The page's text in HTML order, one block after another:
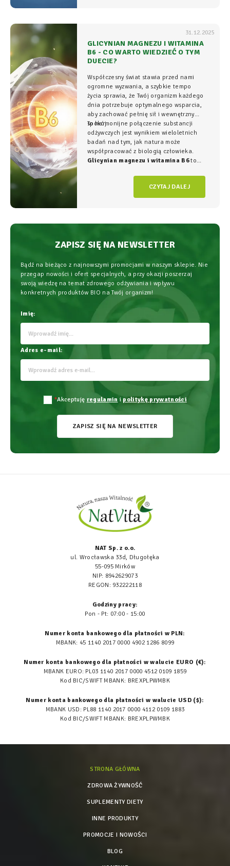
31.12.2025
GLICYNIAN MAGNEZU I WITAMINA
B6 - CO WARTO WIEDZIEĆ O TYM
DUECIE?
Współczesny świat stawia przed nami
ogromne wyzwania, a szybkie tempo
życia sprawia, że Twój organizm każdego
dnia potrzebuje optymalnego wsparcia,
aby zachować pełnię sił i wewnętrzny
spokój.
To harmonijne połączenie substancji
odżywczych jest wynikiem wieloletnich
badań nad tym, jak natura może
współpracować z biologią człowieka.
Glicynian magnezu i witamina B6to
fundament świadomego wspierania
organizmu, łączący wysoką skuteczność z
najwyższym bezpieczeństwem
CZYTAJ DALEJ
ZAPISZ SIĘ NA NEWSLETTER
Bądź na bieżąco z najnowszymi promocjami w naszym sklepie. Nie
przegap nowości i ofert specjalnych, a przy okazji poszerzaj
swoją wiedzę na temat zdrowego odżywiania i wpływu
konkretnych produktów BIO na Twój organizm!
Imię:
Adres e-mail:
*Akceptuję regulamin i politykę prywatności
ZAPISZ SIĘ NA NEWSLETTER
NAT Sp. z o.o.
ul. Wrocławska 33d, Długołęka
55-095 Mirków
NIP: 8942629073
REGON: 932222118
Godziny pracy:
Pon - Pt: 07:00 - 15:00
Numer konta bankowego dla płatności w PLN:
MBANK: 45 1140 2017 0000 4902 1286 8099
Numer konta bankowego dla płatności w walucie EURO (€):
MBANK EURO: PL03 1140 2017 0000 4512 0109 1859
Kod BIC/SWIFT MBANK: BREXPLPWMBK
Numer konta bankowego dla płatności w walucie USD ($):
MBANK USD: PL88 1140 2017 0000 4112 0109 1883
Kod BIC/SWIFT MBANK: BREXPLPWMBK
STRONA GŁÓWNA
ZDROWA ŻYWNOŚĆ
SUPLEMENTY DIETY
INNE PRODUKTY
PROMOCJE I NOWOŚCI
BLOG